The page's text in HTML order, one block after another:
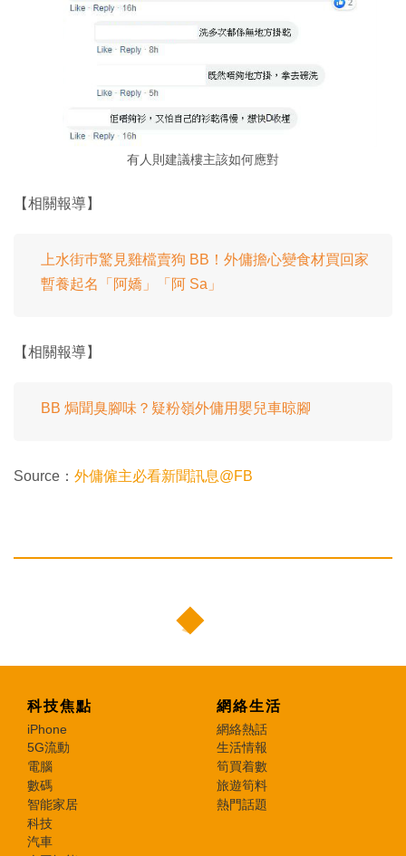
有人則建議樓主該如何應對
【相關報導】
上水街巿驚見雞檔賣狗 BB！外傭擔心變食材買回家
暫養起名「阿嬌」「阿 Sa」
【相關報導】
BB 焗聞臭腳味？疑粉嶺外傭用嬰兒車晾腳
Source： 外傭僱主必看新聞訊息@FB
科技焦點
iPhone
5G流動
電腦
數碼
智能家居
科技
汽車
網絡生活
網絡熱話
生活情報
筍買着數
旅遊筍料
熱門話題